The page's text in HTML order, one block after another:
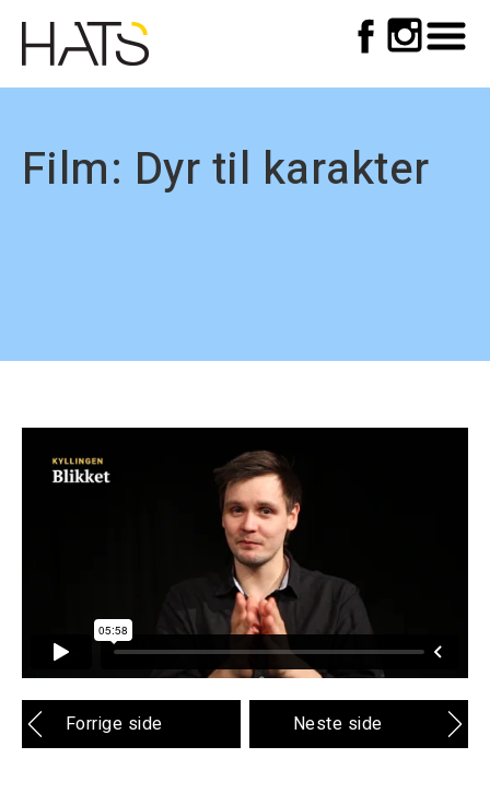
main
navigation
Top
meny
Film: Dyr til karakter
Forrige side Neste side